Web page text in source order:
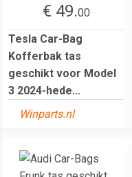
€ 49.00
Tesla Car-Bag
Kofferbak tas
geschikt voor Model
3 2024-hede...
Winparts.nl